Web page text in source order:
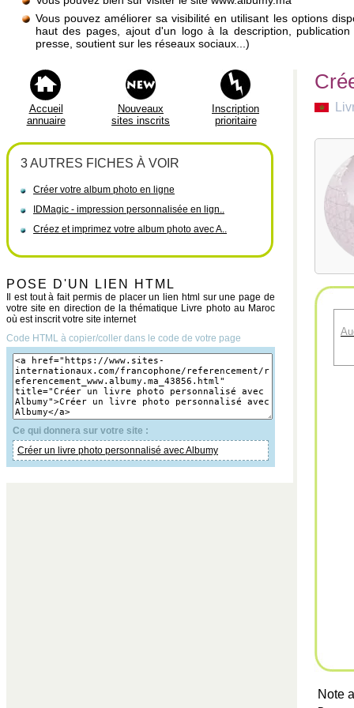
Vous pouvez améliorer sa visibilité en utilisant les options
haut des pages, ajout d'un logo à la description,
presse, soutient sur les réseaux sociaux...)
Accueil
annuaire
Nouveaux
sites inscrits
Inscription
prioritaire
3 AUTRES FICHES À VOIR
Créer votre album photo en ligne
IDMagic - impression personnalisée en lign..
Créez et imprimez votre album photo avec A..
POSE D'UN LIEN HTML
Il est tout à fait permis de placer un lien html sur une page de
votre site en direction de la thématique Livre photo au Maroc
où est inscrit votre site internet
Code HTML à copier/coller dans le code de votre page
Ce qui donnera sur votre site :
Créer un livre photo personnalisé avec Albumy
Note